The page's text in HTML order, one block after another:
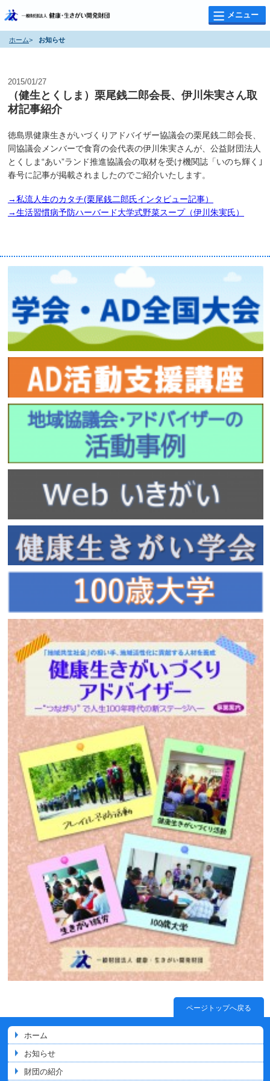
メニュー
ホーム> お知らせ
2015/01/27
（健生とくしま）栗尾銭二郎会長、伊川朱実さん取
材記事紹介
徳島県健康生きがいづくりアドバイザー協議会の栗尾銭二郎会長、
同協議会メンバーで食育の会代表の伊川朱実さんが、公益財団法人
とくしま“あい”ランド推進協議会の取材を受け機関誌「いのち輝く｣
春号に記事が掲載されましたのでご紹介いたします。
→私流人生のカタチ(栗尾銭二郎氏インタビュー記事）
→生活習慣病予防ハーバード大学式野菜スープ（伊川朱実氏）
ページトップへ戻る
ホーム
お知らせ
財団の紹介